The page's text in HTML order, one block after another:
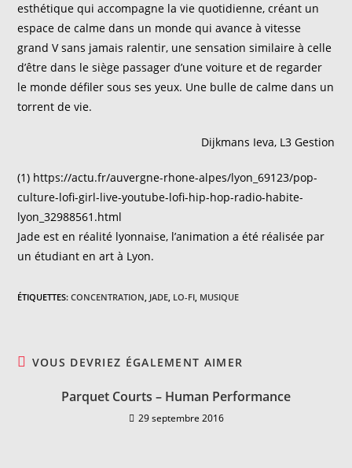
esthétique qui accompagne la vie quotidienne, créant un
espace de calme dans un monde qui avance à vitesse
grand V sans jamais ralentir, une sensation similaire à celle
d’être dans le siège passager d’une voiture et de regarder
le monde défiler sous ses yeux. Une bulle de calme dans un
torrent de vie.
Dijkmans Ieva, L3 Gestion
(1) https://actu.fr/auvergne-rhone-alpes/lyon_69123/pop-
culture-lofi-girl-live-youtube-lofi-hip-hop-radio-habite-
lyon_32988561.html
Jade est en réalité lyonnaise, l’animation a été réalisée par
un étudiant en art à Lyon.
ÉTIQUETTES:CONCENTRATION, JADE, LO-FI, MUSIQUE
VOUS DEVRIEZ ÉGALEMENT AIMER
Parquet Courts – Human Performance
29 septembre 2016